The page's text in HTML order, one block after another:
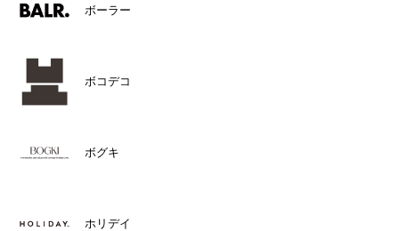
ボーラー
ボコデコ
ボグキ
ホリデイ